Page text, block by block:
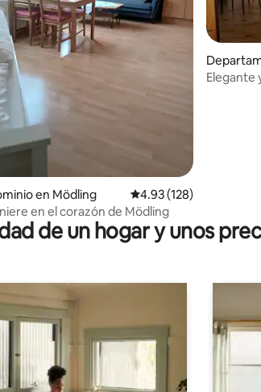
4.91 de 5; 53 evaluaciones
en Mödling Calificación promedio:
4.93 (128)
en el corazón de Mödling
Elegante
de un hogar y unos